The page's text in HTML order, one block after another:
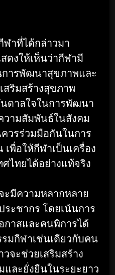
ฬาที่ได้กล่าวมา
ดงให้เห็นว่ากีฬามี
ารพัฒนาสุขภาพและ
สริมสร้างสุขภาพ
ดาลใจในการพัฒนา
วามสัมพันธ์ในสังคม
วรร่วมมือกันในการ
เพื่อให้กีฬาเป็นเครื่อง
ไทยได้อย่างแท้จริง
มีความหลากหลาย
ะชากร โดยเน้นการ
กาสและคนพิการได้
มกีฬาเช่นเดียวกับคน
จะช่วยเสริมสร้าง
และยั่งยืนในระยะยาว